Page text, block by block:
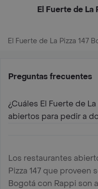
El Fuerte de La
El Fuerte de La Pizza 147
Preguntas frecuentes
¿Cuáles El Fuerte de La
abiertos para pedir a
Los restaurantes
Pizza 147 que proveen
Bogotá con Rappi son